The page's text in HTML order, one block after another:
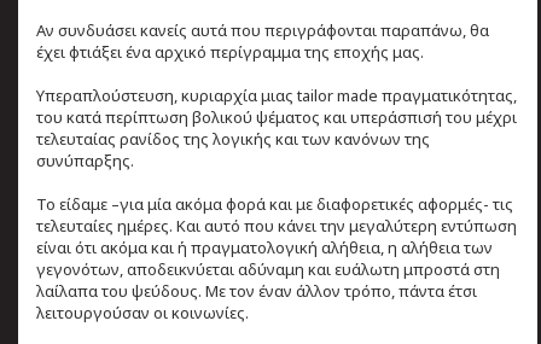
Αν συνδυάσει κανείς αυτά που περιγράφονται παραπάνω, θα
έχει φτιάξει ένα αρχικό περίγραμμα της εποχής μας.
Υπεραπλούστευση, κυριαρχία μιας tailor made πραγματικότητας,
του κατά περίπτωση βολικού ψέματος και υπεράσπισή του μέχρι
τελευταίας ρανίδος της λογικής και των κανόνων της
συνύπαρξης.
Το είδαμε –για μία ακόμα φορά και με διαφορετικές αφορμές- τις
τελευταίες ημέρες. Και αυτό που κάνει την μεγαλύτερη εντύπωση
είναι ότι ακόμα και ή πραγματολογική αλήθεια, η αλήθεια των
γεγονότων, αποδεικνύεται αδύναμη και ευάλωτη μπροστά στη
λαίλαπα του ψεύδους. Με τον έναν άλλον τρόπο, πάντα έτσι
λειτουργούσαν οι κοινωνίες.